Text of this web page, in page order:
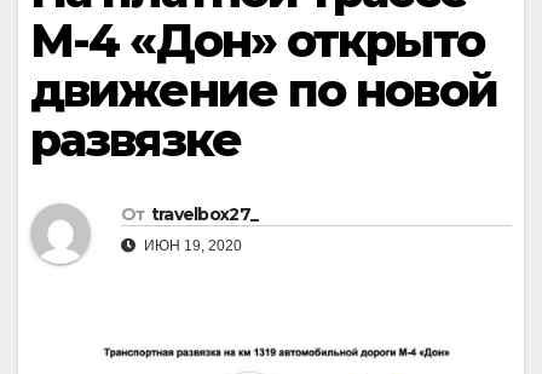
М-4 «Дон» открыто
движение по новой
развязке
От travelbox27_
ИЮН 19, 2020